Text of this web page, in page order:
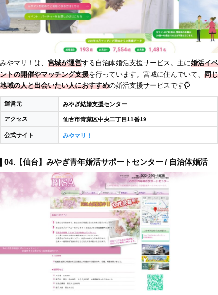
みやマリ！は、 宮城が運営する自治体婚活支援サービス。主に婚活イベ
ントの開催やマッチング支援を行っています。宮城に住んでいて、 同じ
地域の人と出会いたい人におすすめの婚活支援サービスです
運営元 みやぎ結婚支援センター
アクセス 仙台市青葉区中央二丁目11番19
公式サイト みやマリ！
04.【仙台】みやぎ青年婚活サポートセンター / 自治体婚活